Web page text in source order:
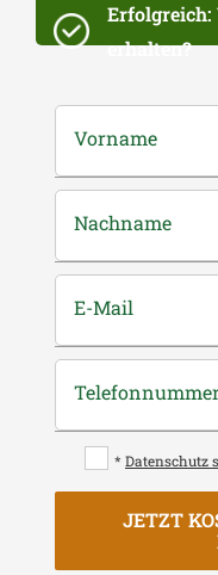
Erfolgreich:
erhalten?
Vorname
Nachname
E-Mail
* Datenschutz
JETZT